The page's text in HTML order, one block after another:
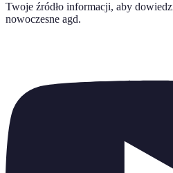
Twoje źródło informacji, aby
nowoczesne agd.